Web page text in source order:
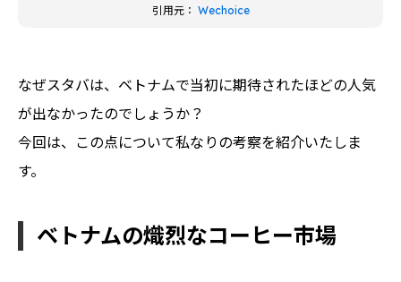
引用元： Wechoice
なぜスタバは、ベトナムで当初に期待されたほどの人気
が出なかったのでしょうか？
今回は、この点について私なりの考察を紹介いたしま
す。
ベトナムの熾烈なコーヒー市場